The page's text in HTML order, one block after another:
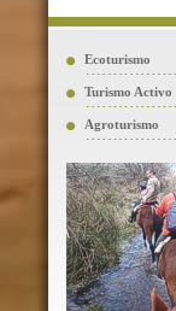
Ecoturismo
Turismo Activo
Agroturismo